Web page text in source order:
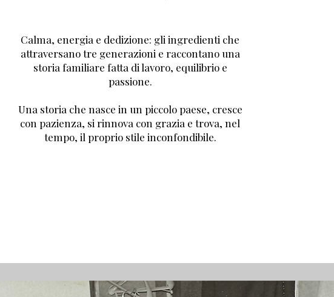
Calma, energia e dedizione: gli ingredienti che
attraversano tre generazioni e raccontano una
storia familiare fatta di lavoro, equilibrio e
passione.
Una storia che nasce in un piccolo paese, cresce
con pazienza, si rinnova con grazia e trova, nel
tempo, il proprio stile inconfondibile.